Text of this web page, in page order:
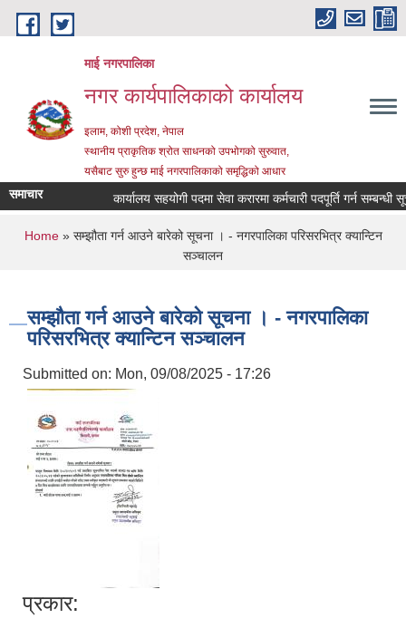
Skip to main content
माई नगरपालिका
नगर कार्यपालिकाको कार्यालय
इलाम, कोशी प्रदेश, नेपाल
स्थानीय प्राकृतिक श्रोत साधनको उपभोगको सुरुवात,
यसैबाट सुरु हुन्छ माई नगरपालिकाको समृद्धिको आधार
समाचार कार्यालय सहयोगी पदमा सेवा करारमा कर्मचारी पदपूर्ति गर्न सम्बन्धी सूचना
You are here
Home» सम्झौता गर्न आउने बारेको सूचना । - नगरपालिका परिसरभित्र क्यान्टिन
सञ्चालन
सम्झौता गर्न आउने बारेको सूचना । - नगरपालिका
परिसरभित्र क्यान्टिन सञ्चालन
Submitted on: Mon, 09/08/2025 - 17:26
प्रकार: